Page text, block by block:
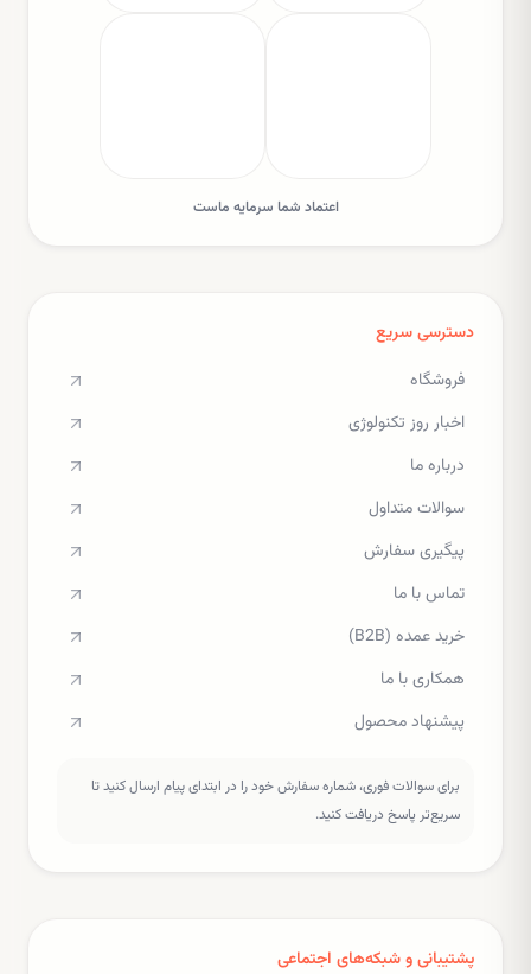
اعتماد شما سرمایه ماست
دسترسی سریع
فروشگاه
اخبار روز تکنولوژی
درباره ما
سوالات متداول
پیگیری سفارش
تماس با ما
خرید عمده (B2B)
همکاری با ما
پیشنهاد محصول
برای سوالات فوری، شماره سفارش خود را در ابتدای پیام ارسال کنید تا
سریع‌تر پاسخ دریافت کنید.
پشتیبانی و شبکه‌های اجتماعی